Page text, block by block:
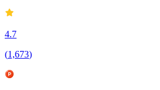
4.7
(1,673)